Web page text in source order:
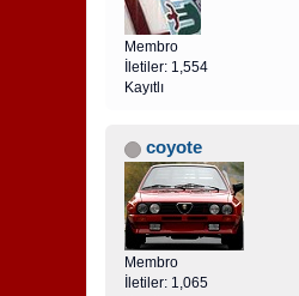
Membro
İletiler: 1,554
Kayıtlı
coyote
Membro
İletiler: 1,065